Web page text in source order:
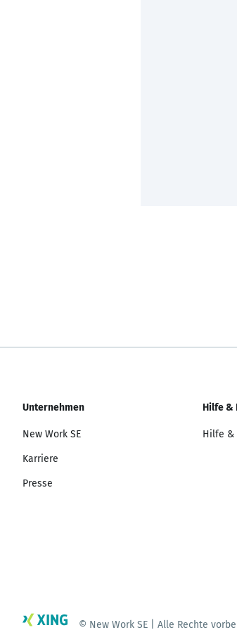
Unternehmen
New Work SE
Karriere
Presse
Hilfe &
Hilfe &
© New Work SE | Alle Rechte